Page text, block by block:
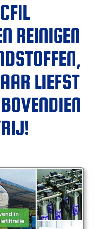
REINIGEN
LIEFST